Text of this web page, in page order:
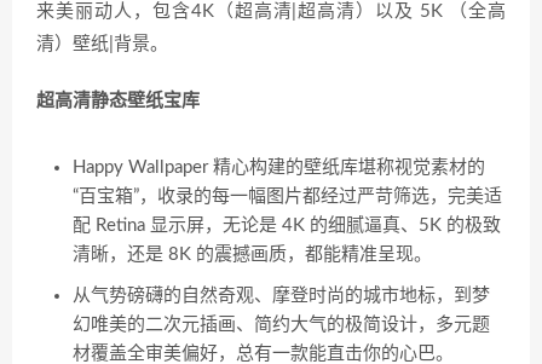
来美丽动人，包含4K（超高清|超高清）以及 5K （全高
清）壁纸|背景。
超高清静态壁纸宝库
Happy Wallpaper 精心构建的壁纸库堪称视觉素材的
“百宝箱”，收录的每一幅图片都经过严苛筛选，完美适
配 Retina 显示屏，无论是 4K 的细腻逼真、5K 的极致
清晰，还是 8K 的震撼画质，都能精准呈现。
从气势磅礴的自然奇观、摩登时尚的城市地标，到梦
幻唯美的二次元插画、简约大气的极简设计，多元题
材覆盖全审美偏好，总有一款能直击你的心巴。